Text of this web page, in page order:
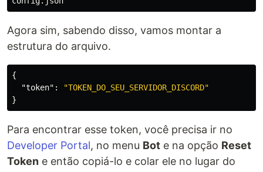
Agora sim, sabendo disso, vamos montar a
estrutura do arquivo.
{
"token" :
"TOKEN_DO_SEU_SERVIDOR_DISCORD"
}
Para encontrar esse token, você precisa ir no
Developer Portal, no menu Bot e na opção Reset
Token e então copiá-lo e colar ele no lugar do